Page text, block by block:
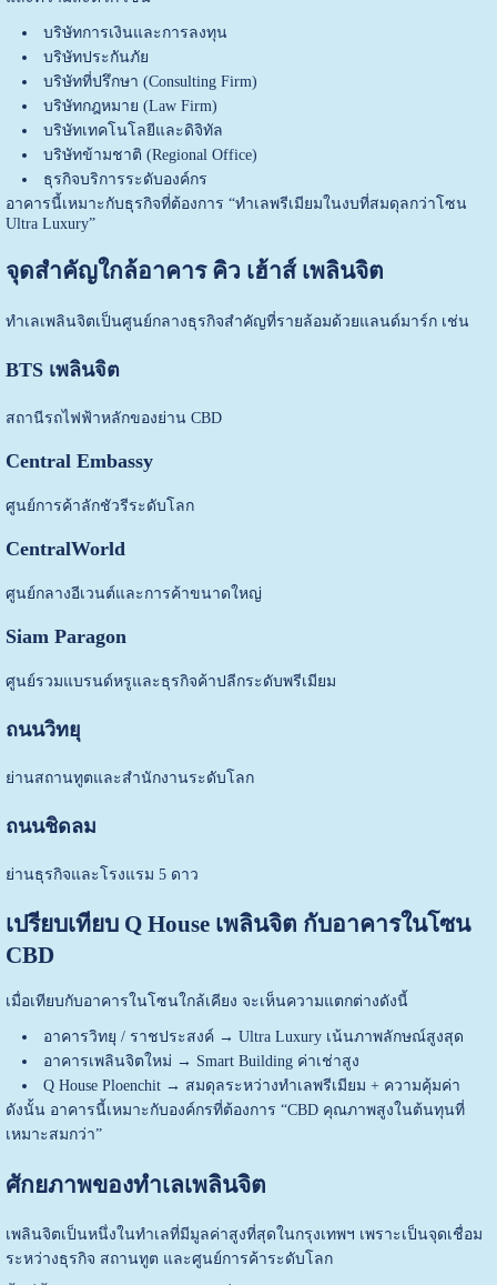
บริษัทการเงินและการลงทุน
บริษัทประกันภัย
บริษัทที่ปรึกษา (Consulting Firm)
บริษัทกฎหมาย (Law Firm)
บริษัทเทคโนโลยีและดิจิทัล
บริษัทข้ามชาติ (Regional Office)
ธุรกิจบริการระดับองค์กร
อาคารนี้เหมาะกับธุรกิจที่ต้องการ “ทำเลพรีเมียมในงบที่สมดุลกว่าโซน
Ultra Luxury”
จุดสำคัญใกล้อาคาร คิว เฮ้าส์ เพลินจิต
ทำเลเพลินจิตเป็นศูนย์กลางธุรกิจสำคัญที่รายล้อมด้วยแลนด์มาร์ก เช่น
BTS เพลินจิต
สถานีรถไฟฟ้าหลักของย่าน CBD
Central Embassy
ศูนย์การค้าลักชัวรีระดับโลก
CentralWorld
ศูนย์กลางอีเวนต์และการค้าขนาดใหญ่
Siam Paragon
ศูนย์รวมแบรนด์หรูและธุรกิจค้าปลีกระดับพรีเมียม
ถนนวิทยุ
ย่านสถานทูตและสำนักงานระดับโลก
ถนนชิดลม
ย่านธุรกิจและโรงแรม 5 ดาว
เปรียบเทียบ Q House เพลินจิต กับอาคารในโซน
CBD
เมื่อเทียบกับอาคารในโซนใกล้เคียง จะเห็นความแตกต่างดังนี้
อาคารวิทยุ / ราชประสงค์ → Ultra Luxury เน้นภาพลักษณ์สูงสุด
อาคารเพลินจิตใหม่ → Smart Building ค่าเช่าสูง
Q House Ploenchit → สมดุลระหว่างทำเลพรีเมียม + ความคุ้มค่า
ดังนั้น อาคารนี้เหมาะกับองค์กรที่ต้องการ “CBD คุณภาพสูงในต้นทุนที่
เหมาะสมกว่า”
ศักยภาพของทำเลเพลินจิต
เพลินจิตเป็นหนึ่งในทำเลที่มีมูลค่าสูงที่สุดในกรุงเทพฯ เพราะเป็นจุดเชื่อม
ระหว่างธุรกิจ สถานทูต และศูนย์การค้าระดับโลก